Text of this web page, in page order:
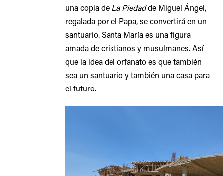
una copia de La Piedadde Miguel Ángel,
regalada por el Papa, se convertirá en un
santuario. Santa María es una figura
amada de cristianos y musulmanes. Así
que la idea del orfanato es que también
sea un santuario y también una casa para
el futuro.